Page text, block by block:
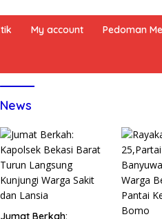
My account Pedoman
News
Jumat Berkah: